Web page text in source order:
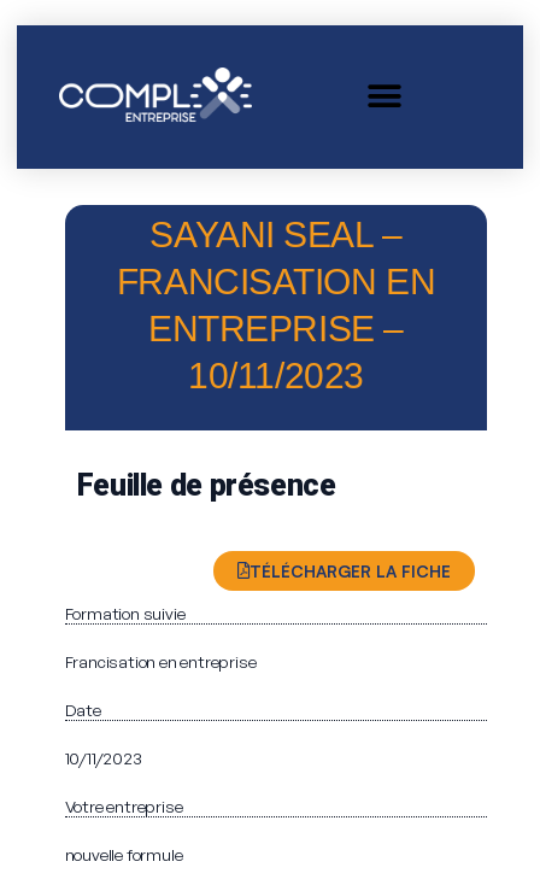
SAYANI SEAL –
FRANCISATION EN
ENTREPRISE –
10/11/2023
Feuille de présence
TÉLÉCHARGER LA FICHE
Formation suivie
Francisation en entreprise
Date
10/11/2023
Votre entreprise
nouvelle formule